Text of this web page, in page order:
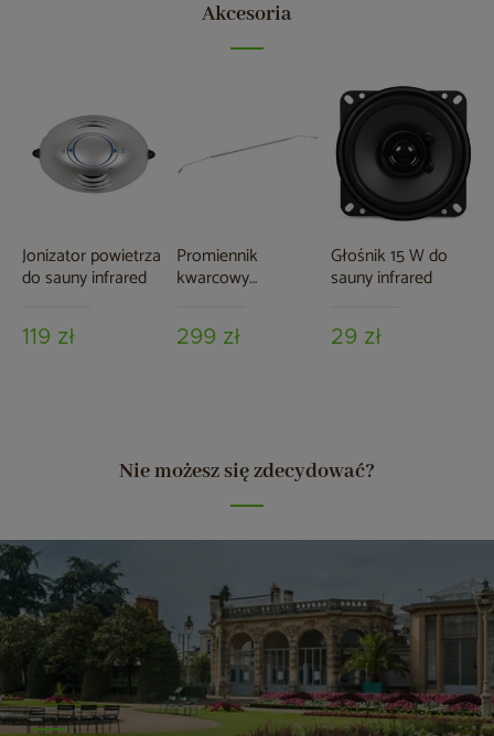
Akcesoria
Jonizator powietrza
do sauny infrared
119 zł
Promiennik
kwarcowy
Onyx Premium 300
W do sauny
299 zł
Głośnik 15 W do
sauny infrared
29 zł
Nie możesz się zdecydować?